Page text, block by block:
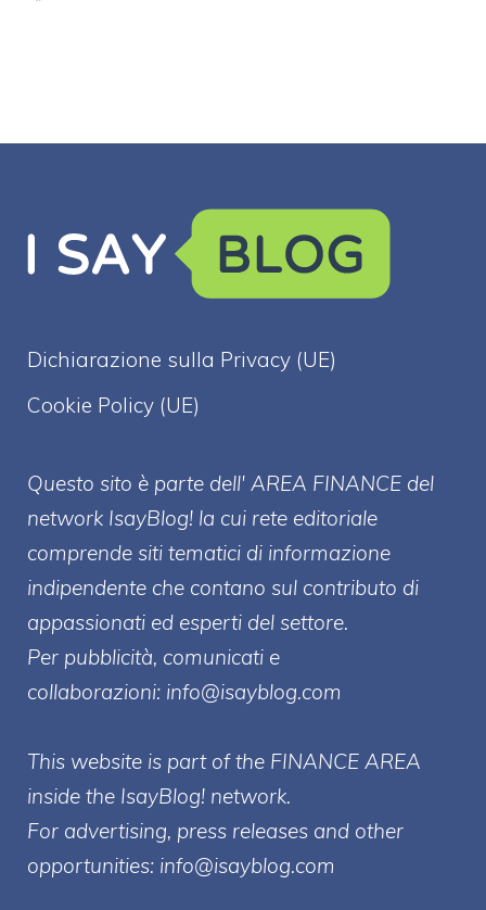
Dichiarazione sulla Privacy (UE)
Cookie Policy (UE)
Questo sito è parte dell' AREA FINANCE del
network IsayBlog! la cui rete editoriale
comprende siti tematici di informazione
indipendente che contano sul contributo di
appassionati ed esperti del settore.
Per pubblicità, comunicati e
collaborazioni: info@isayblog.com
This website is part of the FINANCE AREA
inside the IsayBlog! network.
For advertising, press releases and other
opportunities: info@isayblog.com